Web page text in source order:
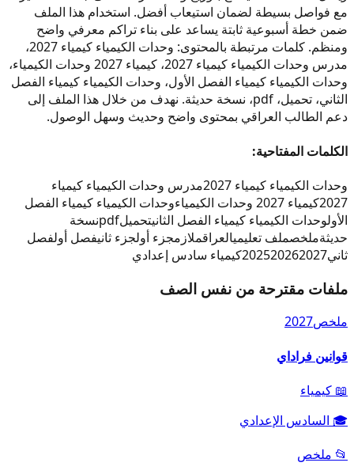
مع فواصل بسيطة لضمان استيعاب أفضل. استخدام هذا الملف
ضمن خطة أسبوعية ثابتة يساعد على بناء تراكم معرفي واضح
ومنظم. كلمات مرتبطة بالمحتوى: وحدات الكيمياء كيمياء 2027،
مدرس وحدات الكيمياء كيمياء 2027، كيمياء 2027 وحدات الكيمياء،
وحدات الكيمياء كيمياء الفصل الأول، وحدات الكيمياء كيمياء الفصل
الثاني، تحميل، pdf، نسخة حديثة. نهدف من خلال هذا الملف إلى
دعم الطالب العراقي بمحتوى واضح وحديث وسهل الوصول.
الكلمات المفتاحية:
وحدات الكيمياء كيمياء 2027
مدرس وحدات الكيمياء كيمياء
2027كيمياء 2027 وحدات الكيمياء
وحدات الكيمياء كيمياء الفصل
الأولوحدات الكيمياء كيمياء الفصل الثانيتحميلpdfنسخة
حديثةملخصملف تعليميالعراقملازمجزء أولجزء ثانيفصل أولفصل
ثاني
202520262027 كيمياء سادس إعدادي
ملفات مقترحة من نفس الصف
ملخص2027
قوانين فراداي
📖 كيمياء
🎓 السادس الإعدادي
📂 ملخص